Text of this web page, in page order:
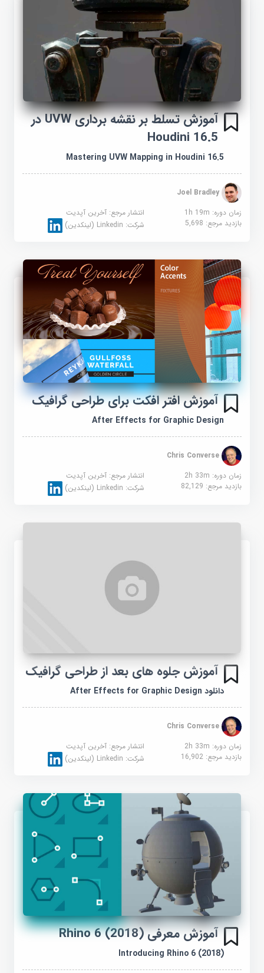
آموزش تسلط بر نقشه برداری UVW در
Houdini 16.5
Mastering UVW Mapping in Houdini 16.5
Joel Bradley
زمان دوره: 1h 19m
انتشار مرجع:آخرین آپدیت
بازدید مرجع:5,698 شرکت:Linkedin (لینکدین)
آموزش افتر افکت برای طراحی گرافیک
After Effects for Graphic Design
Chris Converse
زمان دوره: 2h 33m
انتشار مرجع:آخرین آپدیت
بازدید مرجع:82,129 شرکت:Linkedin (لینکدین)
آموزش جلوه های بعد از طراحی گرافیک
دانلود After Effects for Graphic Design
Chris Converse
زمان دوره: 2h 33m
انتشار مرجع:آخرین آپدیت
بازدید مرجع:16,902 شرکت:Linkedin (لینکدین)
آموزش معرفی Rhino 6 (2018)
Introducing Rhino 6 (2018)